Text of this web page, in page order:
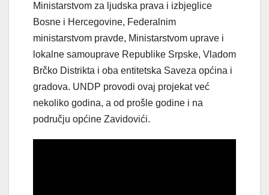
Ministarstvom za ljudska prava i izbjeglice
Bosne i Hercegovine, Federalnim
ministarstvom pravde, Ministarstvom uprave i
lokalne samouprave Republike Srpske, Vladom
Brčko Distrikta i oba entitetska Saveza općina i
gradova. UNDP provodi ovaj projekat već
nekoliko godina, a od prošle godine i na
području općine Zavidovići.